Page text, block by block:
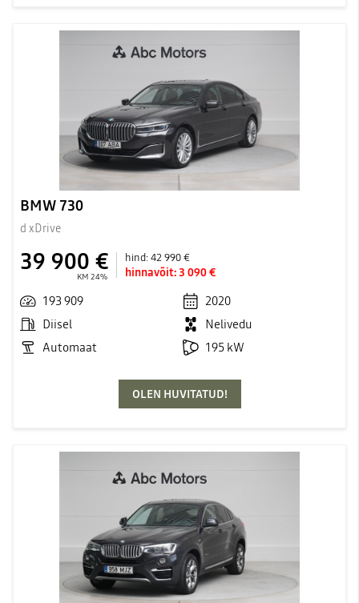
BMW 730
d xDrive
39 900 €
KM 24%
hind:42 990 €
hinnavõit:3 090 €
193 909
2020
Diisel
Nelivedu
Automaat
195 kW
OLEN HUVITATUD!